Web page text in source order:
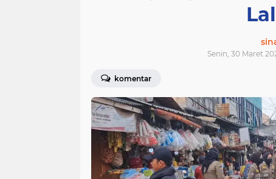
Senin, 30 Maret
komentar